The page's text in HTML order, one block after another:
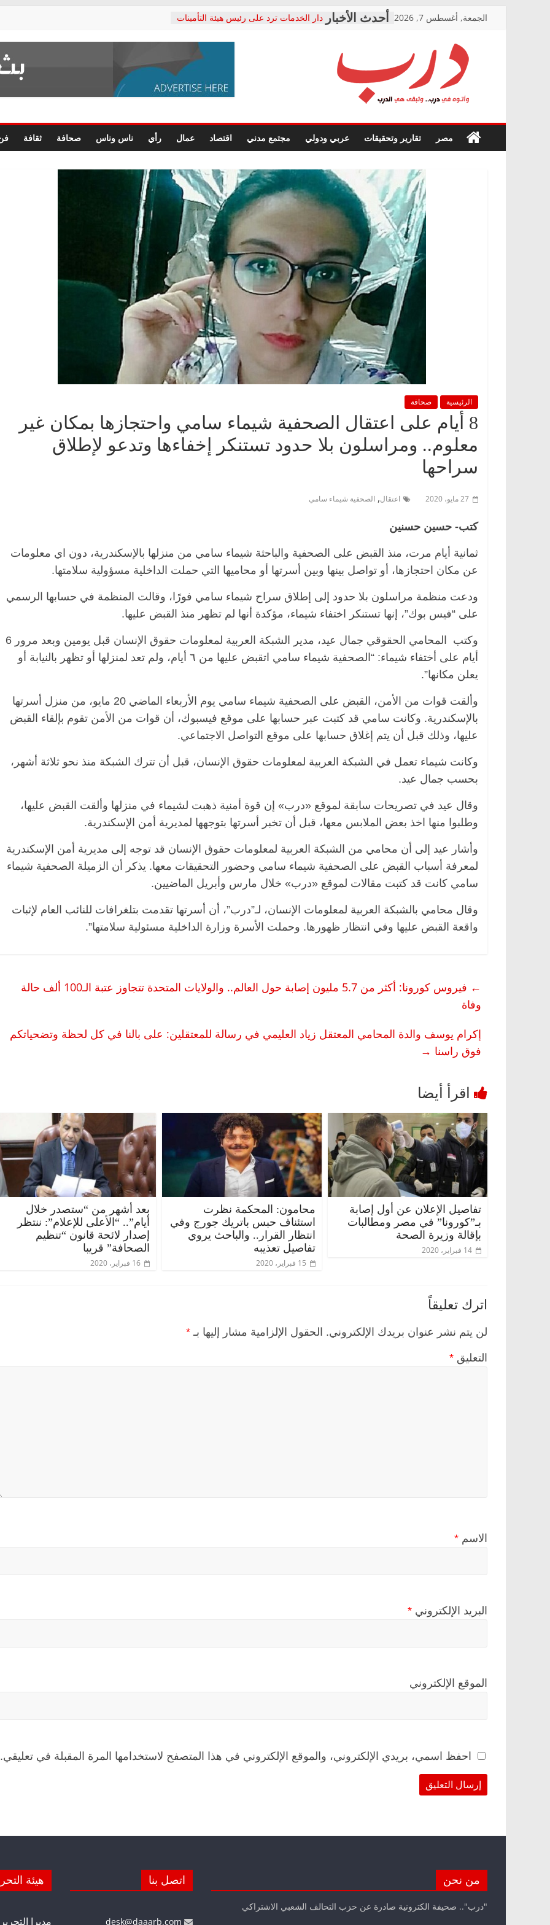
الجمعة, أغسطس 7, 2026
دار الخدمات ترد على رئيس هيئة التأمينات
معاناة أصحاب المعاشات.. ونطالب بكشف
فرحات سليمان يكتب: القطاع الصحي إلى
حزب التحالف الشعبي يطلق لجنة “الحق
صور .. اعتماد الرسومات النهائية للقرار
الوزاري لمدينة الصحفيين.. وانتهاء أعمال
إنشاء المبنى الإداري
متابعة قضية الدكتور محمد زهران.. ويؤكد:
قرينة البراءة وضمانات المحاكمة العادلة
حق أصيل
درب
في
درب..
مصر تقارير وتحقيقات عربي ودولي مجتمع مدني اقتصاد عمال رأي ناس وناس صحافة ثقافة
الرئيسية صحافة
8 أيام على اعتقال الصحفية شيماء سامي واحتجازها بمكان غير
معلوم.. ومراسلون بلا حدود تستنكر إخفاءها وتدعو لإطلاق
سراحها
27 مايو، 2020 اعتقال, الصحفية شيماء سامي
كتب- حسين حسنين
ثمانية أيام مرت، منذ القبض على الصحفية والباحثة شيماء سامي من منزلها بالإسكندرية، دون اي معلومات
عن مكان احتجازها، أو تواصل بينها وبين أسرتها أو محاميها التي حملت الداخلية مسؤولية سلامتها.
ودعت منظمة مراسلون بلا حدود إلى إطلاق سراح شيماء سامي فورًا، وقالت المنظمة في حسابها الرسمي
على “فيس بوك”، إنها تستنكر اختفاء شيماء، مؤكدة أنها لم تظهر منذ القبض عليها.
وكتب المحامي الحقوقي جمال عيد، مدير الشبكة العربية لمعلومات حقوق الإنسان قبل يومين وبعد مرور 6
أيام على أختفاء شيماء: “الصحفية شيماء سامي اتقبض عليها من ٦ أيام، ولم تعد لمنزلها أو تظهر بالنيابة أو
يعلن مكانها”.
وألقت قوات من الأمن، القبض على الصحفية شيماء سامي يوم الأربعاء الماضي 20 مايو، من منزل أسرتها
بالإسكندرية. وكانت سامي قد كتبت عبر حسابها على موقع فيسبوك، أن قوات من الأمن تقوم بإلقاء القبض
عليها، وذلك قبل أن يتم إغلاق حسابها على موقع التواصل الاجتماعي.
وكانت شيماء تعمل في الشبكة العربية لمعلومات حقوق الإنسان، قبل أن تترك الشبكة منذ نحو ثلاثة أشهر،
بحسب جمال عيد.
وقال عيد في تصريحات سابقة لموقع «درب» إن قوة أمنية ذهبت لشيماء في منزلها وألقت القبض عليها،
وطلبوا منها اخذ بعض الملابس معها، قبل أن تخبر أسرتها بتوجهها لمديرية أمن الإسكندرية.
وأشار عيد إلى أن محامي من الشبكة العربية لمعلومات حقوق الإنسان قد توجه إلى مديرية أمن الإسكندرية
لمعرفة أسباب القبض على الصحفية شيماء سامي وحضور التحقيقات معها. يذكر أن الزميلة الصحفية شيماء
سامي كانت قد كتبت مقالات لموقع «درب» خلال مارس وأبريل الماضيين.
وقال محامي بالشبكة العربية لمعلومات الإنسان، لـ”درب”، أن أسرتها تقدمت بتلغرافات للنائب العام لإثبات
واقعة القبض عليها وفي انتظار ظهورها. وحملت الأسرة وزارة الداخلية مسئولية سلامتها”.
←
فيروس كورونا: أكثر من 5.7 مليون إصابة حول العالم.. والولايات المتحدة تتجاوز عتبة الـ100 ألف حالة
وفاة
إكرام يوسف والدة المحامي المعتقل زياد العليمي في رسالة للمعتقلين: على بالنا في كل لحظة وتضحياتكم
فوق راسنا →
تفاصيل الإعلان عن أول إصابة
بـ”كورونا” في مصر ومطالبات
بإقالة وزيرة الصحة
14 فبراير، 2020
محامون: المحكمة نظرت
استئناف حبس باتريك جورج وفي
انتظار القرار.. والباحث يروي
تفاصيل تعذيبه
15 فبراير، 2020
بعد أشهر من “ستصدر خلال
أيام”.. “الأعلى للإعلام”: ننتظر
إصدار لائحة قانون “تنظيم
الصحافة” قريبا
16 فبراير، 2020
اترك تعليقاً
لن يتم نشر عنوان بريدك الإلكتروني. الحقول الإلزامية مشار إليها بـ *
التعليق *
الاسم *
البريد الإلكتروني *
الموقع الإلكتروني
احفظ اسمي، بريدي الإلكتروني، والموقع الإلكتروني في هذا المتصفح لاستخدامها المرة المقبلة في تعليقي.
مقعد شاغر على مائدة الإفطار.. يحيى
حسين عبدالهادي فارس مقاومة
21 فبراير، 2026
في ذكرى رحيله.. د. نور فرحات فقيه
26 يناير، 2026
فاروق.. خبير اقتصادي
ميلاده وحيداً على أبواب
من نحن
"درب".. صحيفة الكترونية صادرة عن حزب التحالف الشعبي الاشتراكي
اتصل بنا هيئة
مديرا التحرير